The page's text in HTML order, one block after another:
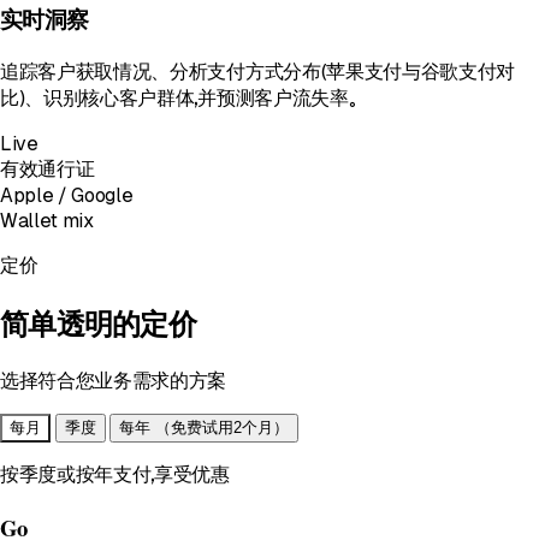
实时洞察
追踪客户获取情况、分析支付方式分布（苹果支付与谷歌支付对
比）、识别核心客户群体，并预测客户流失率。
Live
有效通行证
Apple / Google
Wallet mix
定价
简单透明的定价
选择符合您业务需求的方案
每月 季度 每年 （免费试用2个月）
按季度或按年支付，享受优惠
Go